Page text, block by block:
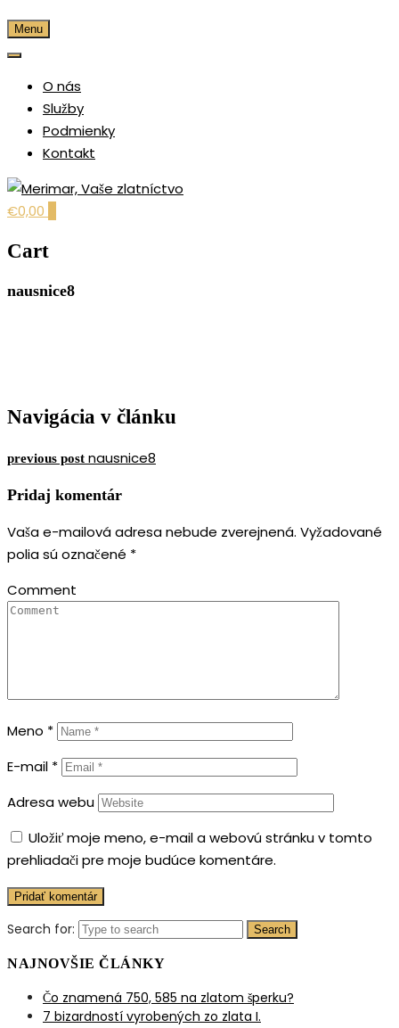
Menu
O nás
Služby
Podmienky
Kontakt
šperky pre každú príležitosť
€0,00
Cart
nausnice8
Navigácia v článku
previous post nausnice8
Pridaj komentár
Vaša e-mailová adresa nebude zverejnená. Vyžadované
polia sú označené *
Comment
Meno *
E-mail *
Adresa webu
Uložiť moje meno, e-mail a webovú stránku v tomto
prehliadači pre moje budúce komentáre.
Search for: Search
NAJNOVŠIE ČLÁNKY
Čo znamená 750, 585 na zlatom šperku?
7 bizardností vyrobených zo zlata I.